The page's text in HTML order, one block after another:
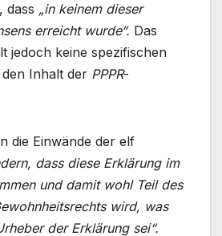
dass „in keinem dieser
erreicht wurde“. Das
jedoch keine spezifischen
den Inhalt der PPPR-
die Einwände der elf
dass diese Erklärung im
und damit wohl Teil des
wird, was
der Erklärung sei“.